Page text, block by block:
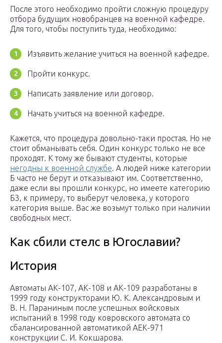
После этого необходимо пройти сложную процедуру
отбора будущих новобранцев на военной кафедре.
Для того, чтобы поступить туда, необходимо:
Изъявить желание учиться на военной кафедре.
Пройти конкурс.
Написать заявление или договор.
Начать учиться на военной кафедре.
Кажется, что процедура довольно-таки простая. Но не
стоит обманывать себя. Один конкурс только не все
проходят. К тому же бывают студенты, которые
негодны к военной службе. А людей ниже категории
Б часто не берут и отказывают им. Соответственно,
даже если вы прошли конкурс, но имеете категорию
Б3, к примеру, то выберут человека, у которого
категория выше. Вас же возьмут только при наличии
свободных мест.
Как сбили стелс в Югославии?
История
Автоматы АК-107, АК-108 и АК-109 разработаны в
1999 году конструкторами Ю. К. Александровым и
В. Н. Параниным после успешных войсковых
испытаний в 1998 году ковровского автомата со
сбалансированной автоматикой АЕК-971
конструкции С. И. Кокшарова.